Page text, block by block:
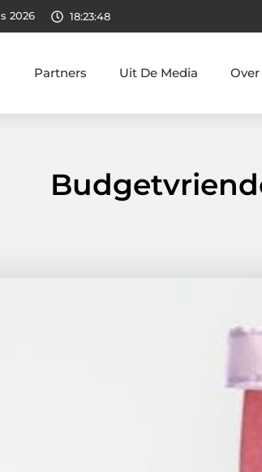
2026 18:23:49
Partners Uit De Media